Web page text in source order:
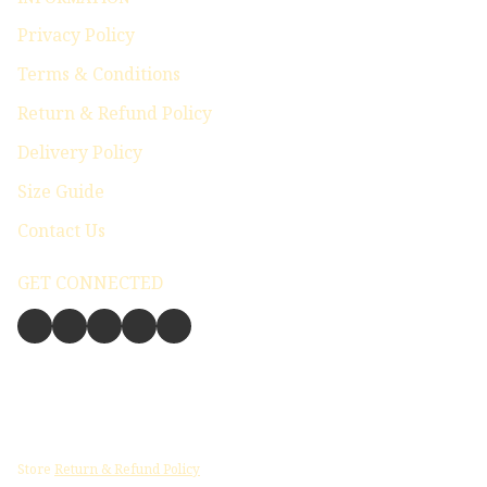
Privacy Policy
Terms & Conditions
Return & Refund Policy
Delivery Policy
Size Guide
Contact Us
GET CONNECTED
Store Return & Refund Policy